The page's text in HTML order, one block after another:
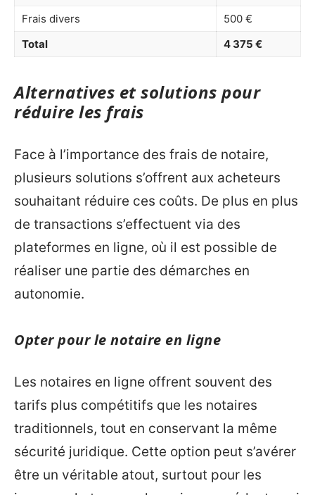
Frais divers
500 €
Total
4 375 €
Alternatives et solutions pour
réduire les frais
Face à l’importance des frais de notaire,
plusieurs solutions s’offrent aux acheteurs
souhaitant réduire ces coûts. De plus en plus
de transactions s’effectuent via des
plateformes en ligne, où il est possible de
réaliser une partie des démarches en
autonomie.
Opter pour le notaire en ligne
Les notaires en ligne offrent souvent des
tarifs plus compétitifs que les notaires
traditionnels, tout en conservant la même
sécurité juridique. Cette option peut s’avérer
être un véritable atout, surtout pour les